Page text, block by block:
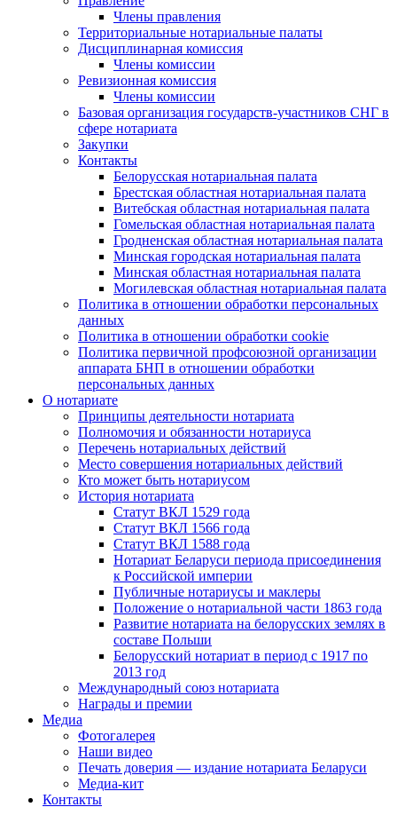
Члены правления
Территориальные нотариальные палаты
Дисциплинарная комиссия
Члены комиссии
Ревизионная комиссия
Члены комиссии
Базовая организация государств-участников СНГ в
сфере нотариата
Закупки
Контакты
Белорусская нотариальная палата
Брестская областная нотариальная палата
Витебская областная нотариальная палата
Гомельская областная нотариальная палата
Гродненская областная нотариальная палата
Минская городская нотариальная палата
Минская областная нотариальная палата
Могилевская областная нотариальная палата
Политика в отношении обработки персональных
данных
Политика в отношении обработки cookie
Политика первичной профсоюзной организации
аппарата БНП в отношении обработки
персональных данных
О нотариате
Принципы деятельности нотариата
Полномочия и обязанности нотариуса
Перечень нотариальных действий
Место совершения нотариальных действий
Кто может быть нотариусом
История нотариата
Статут ВКЛ 1529 года
Статут ВКЛ 1566 года
Статут ВКЛ 1588 года
Нотариат Беларуси периода присоединения
к Российской империи
Публичные нотариусы и маклеры
Положение о нотариальной части 1863 года
Развитие нотариата на белорусских землях в
составе Польши
Белорусский нотариат в период с 1917 по
2013 год
Международный союз нотариата
Награды и премии
Медиа
Фотогалерея
Наши видео
Печать доверия — издание нотариата Беларуси
Медиа-кит
Контакты